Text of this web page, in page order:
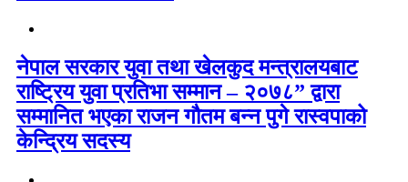
नेपाल सरकार युवा तथा खेलकुद मन्त्रालयबाट
राष्ट्रिय युवा प्रतिभा सम्मान – २०७८” द्वारा
सम्मानित भएका राजन गौतम बन्न पुगे रास्वपाको
केन्द्रिय सदस्य